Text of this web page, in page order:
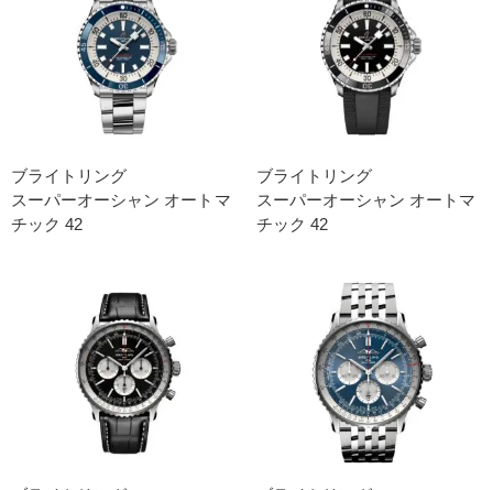
ブライトリング
スーパーオーシャン オートマ
チック 42
ブライトリング
スーパーオーシャン オートマ
チック 42